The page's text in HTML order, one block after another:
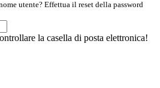
utente? Effettua il reset della password
la casella di posta elettronica!